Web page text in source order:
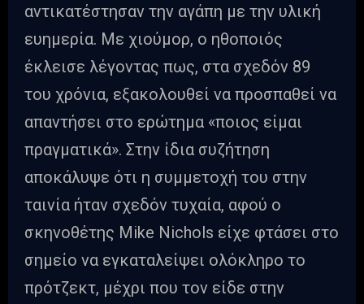
αντικατέστησαν την αγάπη με την υλική
ευημερία. Με χιούμορ, ο ηθοποιός
έκλεισε λέγοντας πως, στα σχεδόν 89
του χρόνια, εξακολουθεί να προσπαθεί να
απαντήσει στο ερώτημα «ποιος είμαι
πραγματικά». Στην ίδια συζήτηση
αποκάλυψε ότι η συμμετοχή του στην
ταινία ήταν σχεδόν τυχαία, αφού ο
σκηνοθέτης Mike Nichols είχε φτάσει στο
σημείο να εγκαταλείψει ολόκληρο το
πρότζεκτ, μέχρι που τον είδε στην